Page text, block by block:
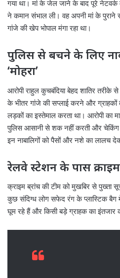
गया था। मां के जेल जाने के बाद पूरे
ने कमान संभाल ली। वह अपनी मां के पुराने
गांजे की खेप भोपाल मंगा रहा था।
पुलिस से बचने के लिए
‘मोहरा’
आरोपी राहुल कुचबंदिया बेहद शातिर
के भीतर गांजे की सप्लाई करने और ग्राहकों
लड़कों का इस्तेमाल करता था। आरोपी का
पुलिस आसानी से शक नहीं करती और चेकिंग
इन नाबालिगों को पैसों और नशे का लालच
रेलवे स्टेशन के पास क्राइम
क्राइम ब्रांच की टीम को मुखबिर से पुख्ता
कुछ संदिग्ध लोग सफेद रंग के प्लास्टिक बैग में
घूम रहे हैं और किसी बड़े ग्राहक का इंतजार